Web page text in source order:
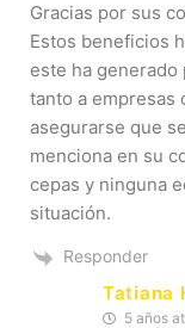
Gracias por sus
Estos beneficios
este ha
tanto a empresas
asegurarse que
menciona en su
cepas y ninguna
situación.
Responder
Tatiana
5 años